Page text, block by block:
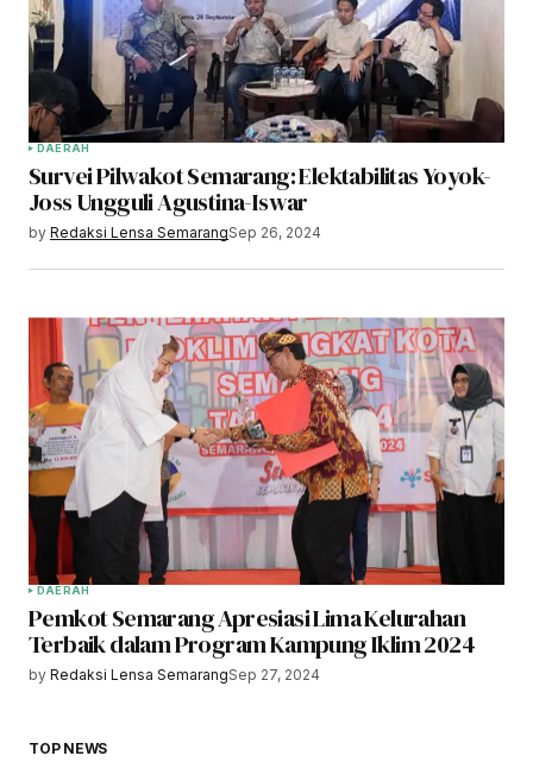
DAERAH
Survei Pilwakot Semarang: Elektabilitas Yoyok-
Joss Ungguli Agustina-Iswar
by Redaksi Lensa SemarangSep 26, 2024
DAERAH
Pemkot Semarang Apresiasi Lima Kelurahan
Terbaik dalam Program Kampung Iklim 2024
by Redaksi Lensa SemarangSep 27, 2024
TOP NEWS